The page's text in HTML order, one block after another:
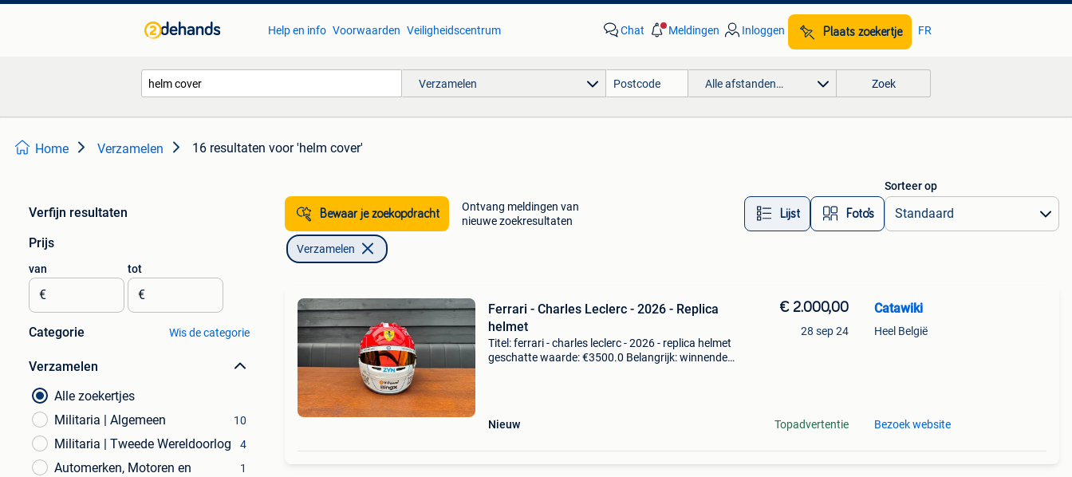
Help en info Voorwaarden Veiligheidscentrum Chat Meldingen Inloggen Plaats zoekertje FR
Verzamelen Alle afstanden… Zoek
Home Verzamelen 16 resultaten voor 'helm cover'
Verfijn resultaten
Prijs
van
€
tot
€
Categorie Wis de categorie
Verzamelen
Alle zoekertjes
Militaria | Algemeen
10
Militaria | Tweede Wereldoorlog 4
Automerken, Motoren en
1
Bewaar je zoekopdracht
Ontvang meldingen van
nieuwe zoekresultaten
Lijst Foto’s
Sorteer op
Verzamelen
Ferrari - Charles Leclerc - 2026 - Replica
helmet
Titel: ferrari - charles leclerc - 2026 - replica helmet
geschatte waarde: €3500.0 Belangrijk: winnende
Nieuw
€ 2.000,00
28 sep 24
Topadvertentie
Catawiki
Heel België
Bezoek website